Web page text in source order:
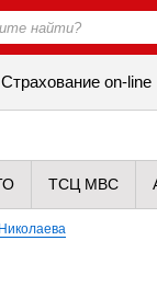
Cтрахование on-line
ТСЦ МВС